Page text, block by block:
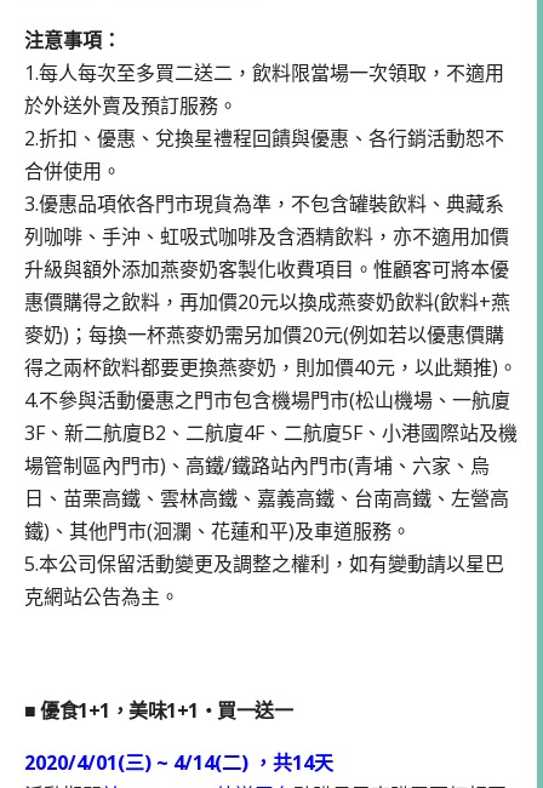
注意事項：
1.每人每次至多買二送二，飲料限當場一次領取，不適用
於外送外賣及預訂服務。
2.折扣、優惠、兌換星禮程回饋與優惠、各行銷活動恕不
合併使用。
3.優惠品項依各門市現貨為準，不包含罐裝飲料、典藏系
列咖啡、手沖、虹吸式咖啡及含酒精飲料，亦不適用加價
升級與額外添加燕麥奶客製化收費項目。惟顧客可將本優
惠價購得之飲料，再加價20元以換成燕麥奶飲料(飲料+燕
麥奶)；每換一杯燕麥奶需另加價20元(例如若以優惠價購
得之兩杯飲料都要更換燕麥奶，則加價40元，以此類推)。
4.不參與活動優惠之門市包含機場門市(松山機場、一航廈
3F、新二航廈B2、二航廈4F、二航廈5F、小港國際站及機
場管制區內門市)、高鐵/鐵路站內門市(青埔、六家、烏
日、苗栗高鐵、雲林高鐵、嘉義高鐵、台南高鐵、左營高
鐵)、其他門市(洄瀾、花蓮和平)及車道服務。
5.本公司保留活動變更及調整之權利，如有變動請以星巴
克網站公告為主。
■ 優食1+1，美味1+1・買一送一
2020/4/01(三) ~ 4/14(二) ，共14天